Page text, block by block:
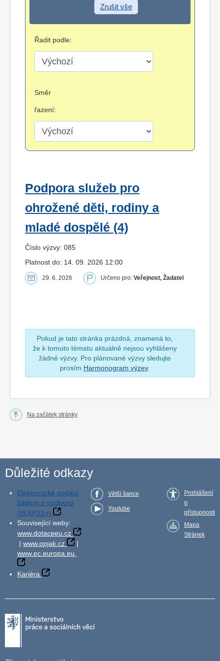
Zrušit vše
Řadit podle:
Směr
řazení:
Podpora služeb pro
ohrožené děti, rodiny a
mladé dospělé (4)
Číslo výzvy: 085
Platnost do: 14. 09. 2026 12:00
29. 6. 2026 Určeno pro: Veřejnost, Žadatel
Pokud je tato stránka prázdná, znamená to,
že k tomuto tématu aktuálně nejsou vyhlášeny
žádné výzvy. Pro plánované výzvy sledujte
prosím Harmonogram výzev.
Na začátek stránky
Důležité odkazy
Elektronické podání
žádosti o podporu
(IS KP21+)
Související weby:
www.dotaceeu.cz
| www.opjak.cz
|
www.ec.europa.eu
Kariéra
Větší šance
Youtube
Prohlášení
o
přístupnosti
Mapa
Stránek